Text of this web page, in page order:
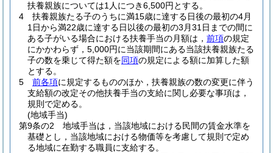
扶養親族については1人につき6,500円とする。
4
扶養親族たる子のうちに満15歳に達する日後の最初の4月
1日から満22歳に達する日以後の最初の3月31日までの間に
ある子がいる場合における扶養手当の月額は， 前項の規定
にかかわらず，5,000円に当該期間にある当該扶養親族たる
子の数を乗じて得た額を同項の規定による額に加算した額
とする。
5
前各項に規定するもののほか，扶養親族の数の変更に伴う
支給額の改定その他扶養手当の支給に関し必要な事項は，
規則で定める。
(地域手当)
第9条の2
地域手当は，当該地域における民間の賃金水準を
基礎とし，当該地域における物価等を考慮して規則で定め
る地域に在勤する職員に支給する。